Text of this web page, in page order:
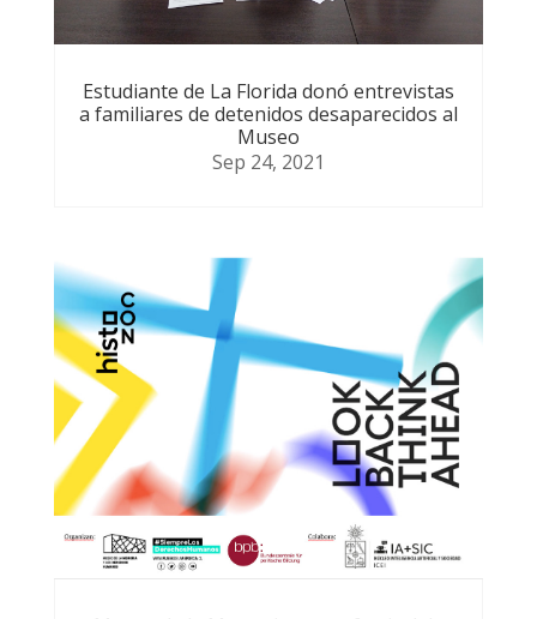
Estudiante de La Florida donó entrevistas
a familiares de detenidos desaparecidos al
Museo
Sep 24, 2021